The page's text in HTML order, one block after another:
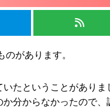
があります。
たということがありま
分からなかったので、